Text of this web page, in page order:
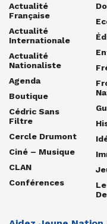
Actualité
Française
Actualité
Internationale
Actualité
Nationaliste
Agenda
Boutique
Cédric Sans
Filtre
Cercle Drumont
Ciné – Musique
CLAN
Conférences